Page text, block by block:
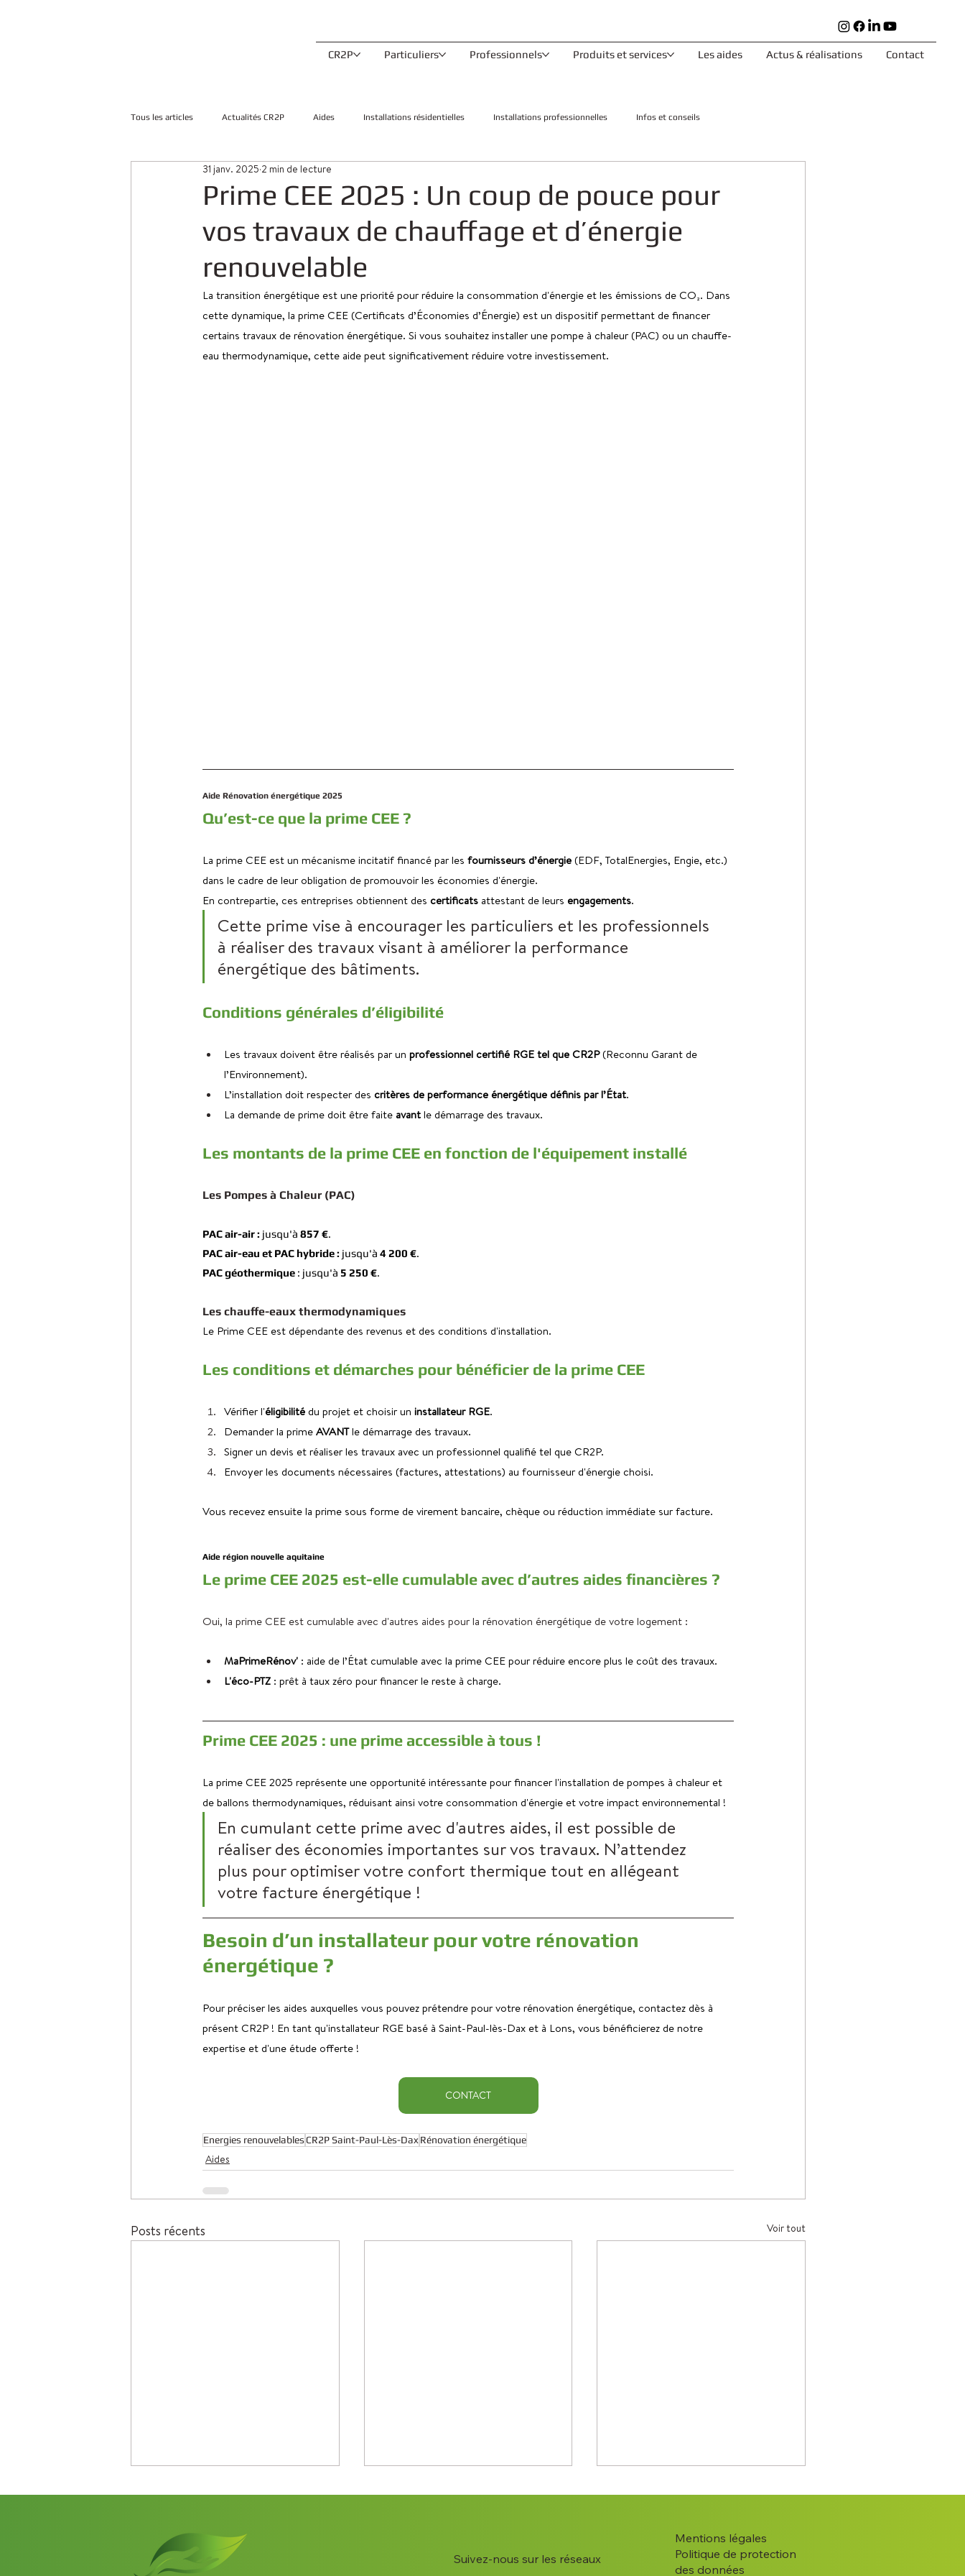
CR2P Particuliers Professionnels Produits et services Les aides Actus & réalisations Contact
Tous les articles Actualités CR2P Aides Installations résidentielles Installations professionnelles Infos et conseils
Prime CEE 2025 : Un coup de pouce pour
vos travaux de chauffage et d’énergie
renouvelable
31 janv. 2025 2 min de lecture
La transition énergétique est une priorité pour réduire la consommation d'énergie et les émissions de CO₂. Dans
cette dynamique, la prime CEE (Certificats d’Économies d’Énergie) est un dispositif permettant de financer
certains travaux de rénovation énergétique. Si vous souhaitez installer une pompe à chaleur (PAC) ou un chauffe-
eau thermodynamique, cette aide peut significativement réduire votre investissement.
Aide Rénovation énergétique 2025
Qu’est-ce que la prime CEE ?
La prime CEE est un mécanisme incitatif financé par les fournisseurs d’énergie (EDF, TotalEnergies, Engie, etc.)
dans le cadre de leur obligation de promouvoir les économies d'énergie.
En contrepartie, ces entreprises obtiennent des certificats attestant de leurs engagements.
Cette prime vise à encourager les particuliers et les professionnels
à réaliser des travaux visant à améliorer la performance
énergétique des bâtiments.
Conditions générales d’éligibilité
Les travaux doivent être réalisés par un professionnel certifié RGE tel que CR2P (Reconnu Garant de
l’Environnement).
L’installation doit respecter des critères de performance énergétique définis par l’État.
La demande de prime doit être faite avant le démarrage des travaux.
Les montants de la prime CEE en fonction de l'équipement installé
Les Pompes à Chaleur (PAC)
PAC air-air : jusqu'à 857 €.
PAC air-eau et PAC hybride : jusqu'à 4 200 €.
PAC géothermique : jusqu'à 5 250 €.
Les chauffe-eaux thermodynamiques
Le Prime CEE est dépendante des revenus et des conditions d'installation.
Les conditions et démarches pour bénéficier de la prime CEE
Vérifier l'éligibilité du projet et choisir un installateur RGE.
Demander la prime AVANT le démarrage des travaux.
Signer un devis et réaliser les travaux avec un professionnel qualifié tel que CR2P.
Envoyer les documents nécessaires (factures, attestations) au fournisseur d'énergie choisi.
Vous recevez ensuite la prime sous forme de virement bancaire, chèque ou réduction immédiate sur facture.
Aide région nouvelle aquitaine
Le prime CEE 2025 est-elle cumulable avec d’autres aides financières ?
Oui, la prime CEE est cumulable avec d'autres aides pour la rénovation énergétique de votre logement :
MaPrimeRénov' : aide de l’État cumulable avec la prime CEE pour réduire encore plus le coût des travaux.
L'éco-PTZ : prêt à taux zéro pour financer le reste à charge.
Prime CEE 2025 : une prime accessible à tous !
La prime CEE 2025 représente une opportunité intéressante pour financer l'installation de pompes à chaleur et
de ballons thermodynamiques, réduisant ainsi votre consommation d'énergie et votre impact environnemental !
En cumulant cette prime avec d'autres aides, il est possible de
réaliser des économies importantes sur vos travaux. N’attendez
plus pour optimiser votre confort thermique tout en allégeant
votre facture énergétique !
Besoin d’un installateur pour votre rénovation
énergétique ?
Pour préciser les aides auxquelles vous pouvez prétendre pour votre rénovation énergétique, contactez dès à
présent CR2P ! En tant qu'installateur RGE basé à Saint-Paul-lès-Dax et à Lons, vous bénéficierez de notre
expertise et d'une étude offerte !
CONTACT
Energies renouvelablesCR2P Saint-Paul-Lès-DaxRénovation énergétique
Aides
Posts récents Voir tout
Suivez-nous sur les réseaux
Mentions légales
Politique de protection
des données